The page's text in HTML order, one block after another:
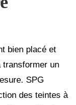
bien placé et
transformer un
SPG
des teintes à